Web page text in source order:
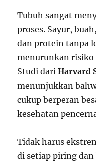
Tubuh sangat
proses. Sayur,
dan protein tanpa
menurunkan risiko
Studi dariHarvard
menunjukkan
cukup berperan
kesehatan
Tidak harus
di setiap piring dan